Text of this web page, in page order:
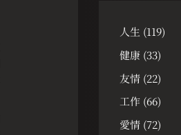
人生 (119)
健康 (33)
友情 (22)
工作 (66)
愛情 (72)